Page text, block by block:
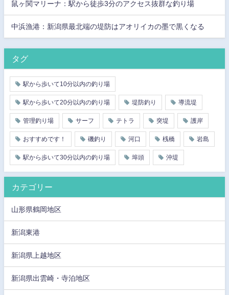
鼠ヶ関マリーナ：駅から徒歩3分のアクセス抜群な釣り場
中浜漁港：新潟県最北端の堤防はアオリイカの墨で黒くなる
タグ
駅から歩いて10分以内の釣り場
駅から歩いて20分以内の釣り場 堤防釣り 導流堤
管理釣り場 サーフ テトラ 突堤 護岸
おすすめです！ 磯釣り 河口 桟橋 岩島
駅から歩いて30分以内の釣り場 埠頭 沖堤
カテゴリー
山形県鶴岡地区
新潟東港
新潟県上越地区
新潟県出雲崎・寺泊地区